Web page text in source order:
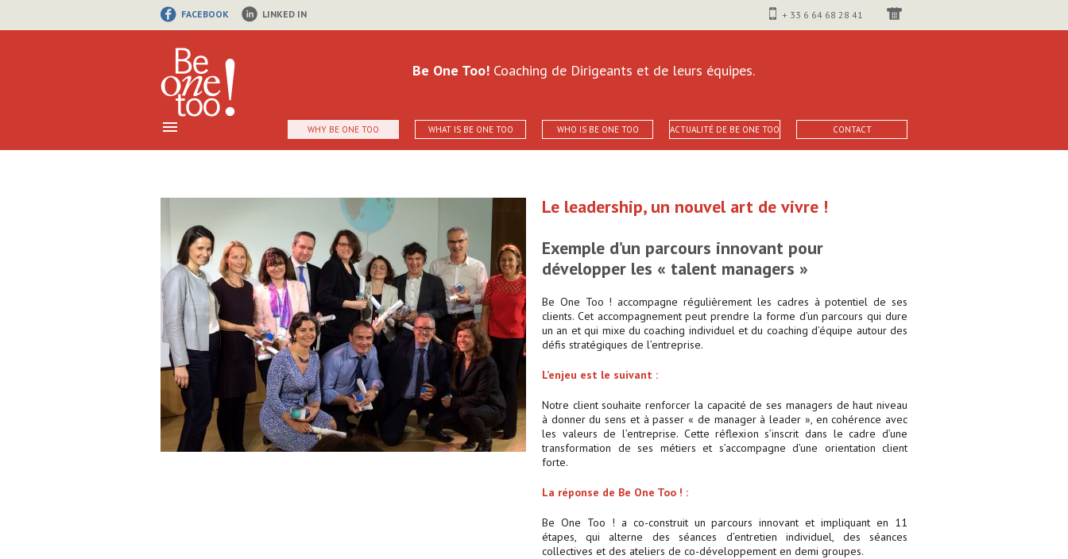
FACEBOOK LINKED IN + 33 6 64 68 28 41
Be One Too! Coaching de Dirigeants et de leurs équipes.
WHY BE ONE TOO WHAT IS BE ONE TOO WHO IS BE ONE TOO ACTUALITÉ DE BE ONE TOO CONTACT
Le leadership, un nouvel art de vivre !
Exemple d’un parcours innovant pour
développer les « talent managers »
Be One Too ! accompagne régulièrement les cadres à potentiel de ses
clients. Cet accompagnement peut prendre la forme d’un parcours qui dure
un an et qui mixe du coaching individuel et du coaching d’équipe autour des
défis stratégiques de l’entreprise.
L’enjeu est le suivant :
Notre client souhaite renforcer la capacité de ses managers de haut niveau
à donner du sens et à passer « de manager à leader », en cohérence avec
les valeurs de l’entreprise. Cette réflexion s’inscrit dans le cadre d’une
transformation de ses métiers et s’accompagne d’une orientation client
forte.
La réponse de Be One Too ! :
Be One Too ! a co-construit un parcours innovant et impliquant en 11
étapes, qui alterne des séances d’entretien individuel, des séances
collectives et des ateliers de co-développement en demi groupes.